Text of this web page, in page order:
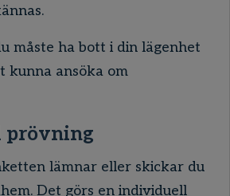
måste ha bott i din lägenhet
kunna ansöka om
lämnar eller skickar du
Det görs en individuell